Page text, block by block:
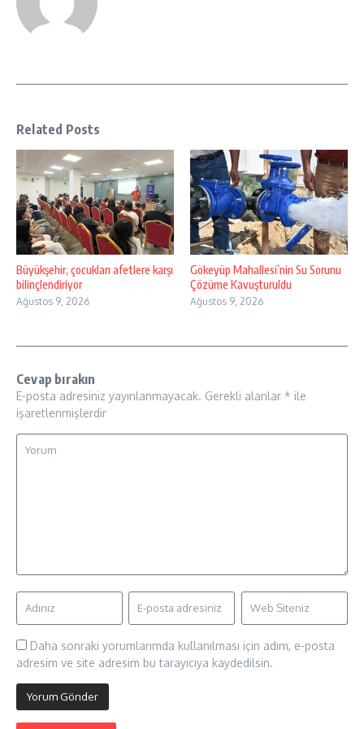
Related Posts
Büyükşehir, çocukları afetlere karşı
bilinçlendiriyor
Ağustos 9, 2026
Gökeyüp Mahallesi’nin Su Sorunu
Çözüme Kavuşturuldu
Ağustos 9, 2026
Cevap bırakın
E-posta adresiniz yayınlanmayacak. Gerekli alanlar * ile
işaretlenmişlerdir
Daha sonraki yorumlarımda kullanılması için adım, e-posta
adresim ve site adresim bu tarayıcıya kaydedilsin.